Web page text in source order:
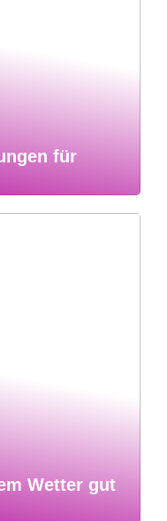
für
Wetter gut